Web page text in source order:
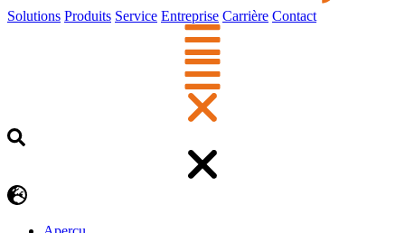
Solutions Produits Service Entreprise Carrière Contact